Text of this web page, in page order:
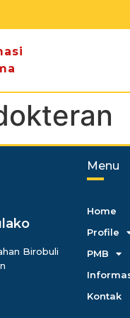
Birobuli
Menu
Home
Profile
PMB
Kontak